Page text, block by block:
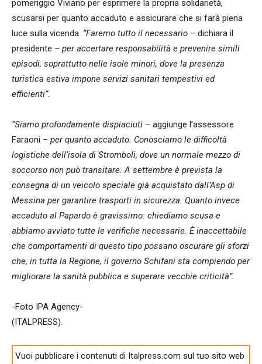
pomeriggio Viviano per esprimere la propria solidarietà,
scusarsi per quanto accaduto e assicurare che si farà piena
luce sulla vicenda. “Faremo tutto il necessario – dichiara il
presidente – per accertare responsabilità e prevenire simili
episodi, soprattutto nelle isole minori, dove la presenza
turistica estiva impone servizi sanitari tempestivi ed
efficienti”.
“Siamo profondamente dispiaciuti – aggiunge l’assessore
Faraoni – per quanto accaduto. Conosciamo le difficoltà
logistiche dell’isola di Stromboli, dove un normale mezzo di
soccorso non può transitare. A settembre è prevista la
consegna di un veicolo speciale già acquistato dall’Asp di
Messina per garantire trasporti in sicurezza. Quanto invece
accaduto al Papardo è gravissimo: chiediamo scusa e
abbiamo avviato tutte le verifiche necessarie. È inaccettabile
che comportamenti di questo tipo possano oscurare gli sforzi
che, in tutta la Regione, il governo Schifani sta compiendo per
migliorare la sanità pubblica e superare vecchie criticità”.
-Foto IPA Agency-
(ITALPRESS).
Vuoi pubblicare i contenuti di Italpress.com sul tuo sito web